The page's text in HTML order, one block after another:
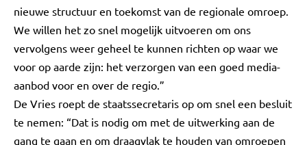
nieuwe structuur en toekomst van de regionale omroep.
We willen het zo snel mogelijk uitvoeren om ons
vervolgens weer geheel te kunnen richten op waar we
voor op aarde zijn: het verzorgen van een goed media-
aanbod voor en over de regio.”
De Vries roept de staatssecretaris op om snel een besluit
te nemen: “Dat is nodig om met de uitwerking aan de
gang te gaan en om draagvlak te houden van omroepen